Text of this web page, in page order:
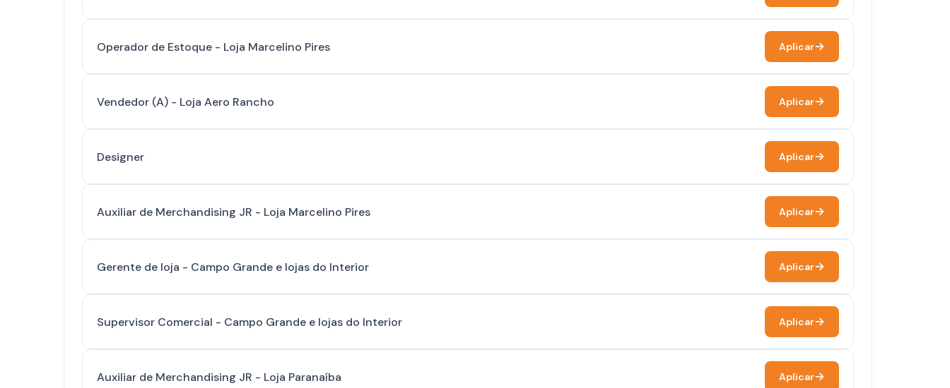
Operador de Estoque - Loja Marcelino Pires Aplicar
Vendedor (A) - Loja Aero Rancho Aplicar
Designer Aplicar
Auxiliar de Merchandising JR - Loja Marcelino Pires Aplicar
Gerente de loja - Campo Grande e lojas do Interior Aplicar
Supervisor Comercial - Campo Grande e lojas do Interior Aplicar
Auxiliar de Merchandising JR - Loja Paranaíba Aplicar